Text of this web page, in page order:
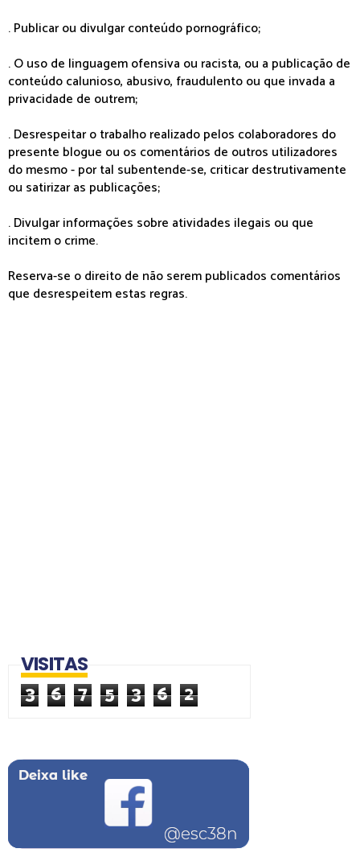
. Publicar ou divulgar conteúdo pornográfico;
. O uso de linguagem ofensiva ou racista, ou a publicação de
conteúdo calunioso, abusivo, fraudulento ou que invada a
privacidade de outrem;
. Desrespeitar o trabalho realizado pelos colaboradores do
presente blogue ou os comentários de outros utilizadores
do mesmo - por tal subentende-se, criticar destrutivamente
ou satirizar as publicações;
. Divulgar informações sobre atividades ilegais ou que
incitem o crime.
Reserva-se o direito de não serem publicados comentários
que desrespeitem estas regras.
VISITAS
3 6 7 5 3 6 2